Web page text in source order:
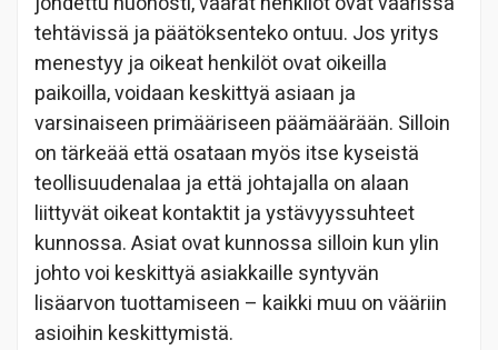
tehtävissä ja päätöksenteko ontuu. Jos yritys
menestyy ja oikeat henkilöt ovat oikeilla
paikoilla, voidaan keskittyä asiaan ja
varsinaiseen primääriseen päämäärään. Silloin
on tärkeää että osataan myös itse kyseistä
teollisuudenalaa ja että johtajalla on alaan
liittyvät oikeat kontaktit ja ystävyyssuhteet
kunnossa. Asiat ovat kunnossa silloin kun ylin
johto voi keskittyä asiakkaille syntyvän
lisäarvon tuottamiseen – kaikki muu on vääriin
asioihin keskittymistä.